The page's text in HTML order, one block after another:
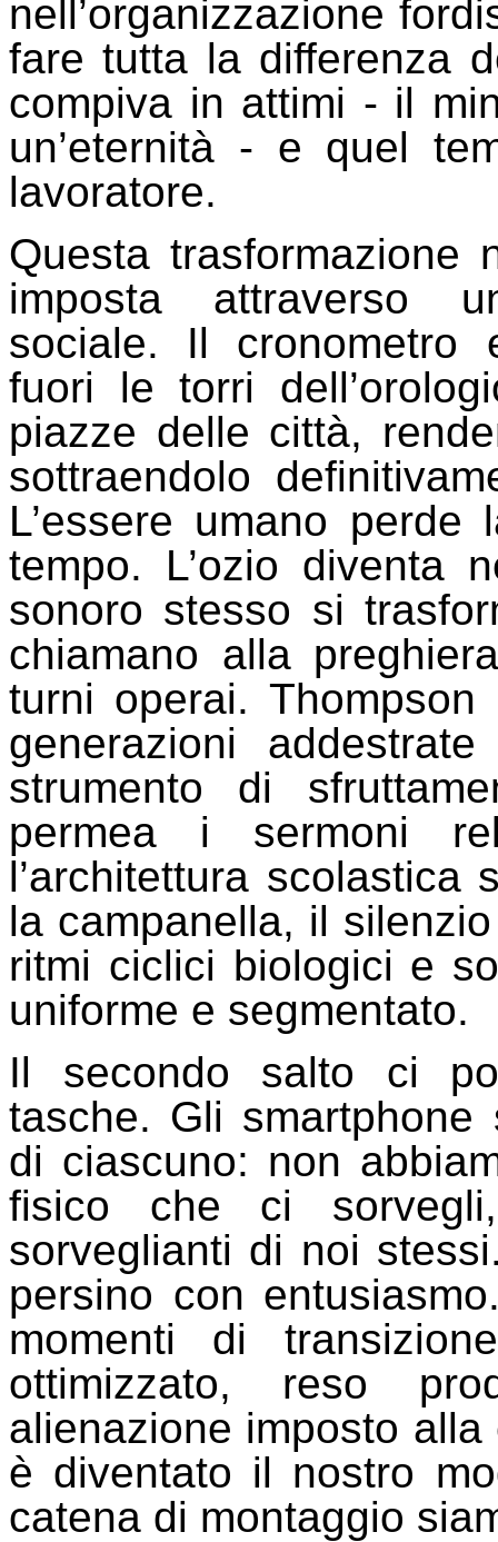
nell’organizzazione
fare tutta la differenza
compiva in attimi - il
un’eternità - e quel
lavoratore.
Questa trasformazione
imposta attraverso
sociale. Il cronometro
fuori le torri
piazze delle città,
sottraendolo
L’essere umano
tempo. L’ozio diventa
sonoro stesso si
chiamano alla
turni operai.
generazioni
strumento di
permea i sermoni
l’architettura
la campanella, il
ritmi ciclici biologici e
uniforme e segmentato.
Il secondo salto ci
tasche. Gli
di ciascuno: non
fisico che ci
sorveglianti di noi
persino con
momenti di
ottimizzato, reso
alienazione imposto
è diventato il nostro
catena di montaggio